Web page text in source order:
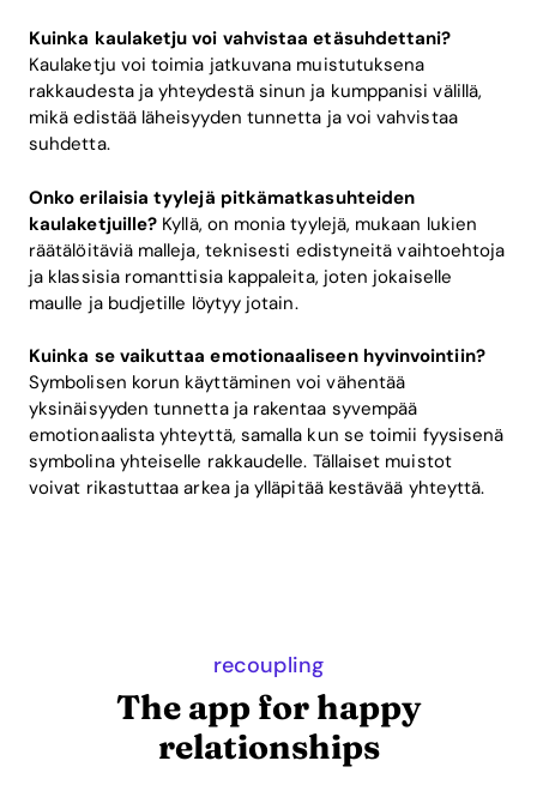
Kuinka kaulaketju voi vahvistaa etäsuhdettani?
Kaulaketju voi toimia jatkuvana muistutuksena
rakkaudesta ja yhteydestä sinun ja kumppanisi välillä,
mikä edistää läheisyyden tunnetta ja voi vahvistaa
suhdetta.
Onko erilaisia tyylejä pitkämatkasuhteiden
kaulaketjuille? Kyllä, on monia tyylejä, mukaan lukien
räätälöitäviä malleja, teknisesti edistyneitä vaihtoehtoja
ja klassisia romanttisia kappaleita, joten jokaiselle
maulle ja budjetille löytyy jotain.
Kuinka se vaikuttaa emotionaaliseen hyvinvointiin?
Symbolisen korun käyttäminen voi vähentää
yksinäisyyden tunnetta ja rakentaa syvempää
emotionaalista yhteyttä, samalla kun se toimii fyysisenä
symbolina yhteiselle rakkaudelle. Tällaiset muistot
voivat rikastuttaa arkea ja ylläpitää kestävää yhteyttä.
recoupling
The app for happy
relationships